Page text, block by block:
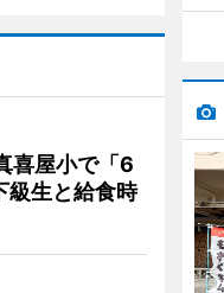
喜屋小で「6
生と給食時